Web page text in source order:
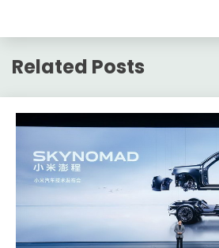
Related Posts